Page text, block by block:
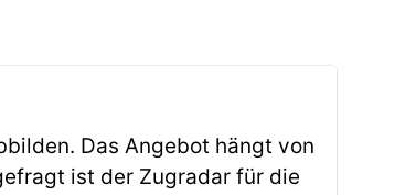
Das Angebot hängt von
ist der Zugradar für die